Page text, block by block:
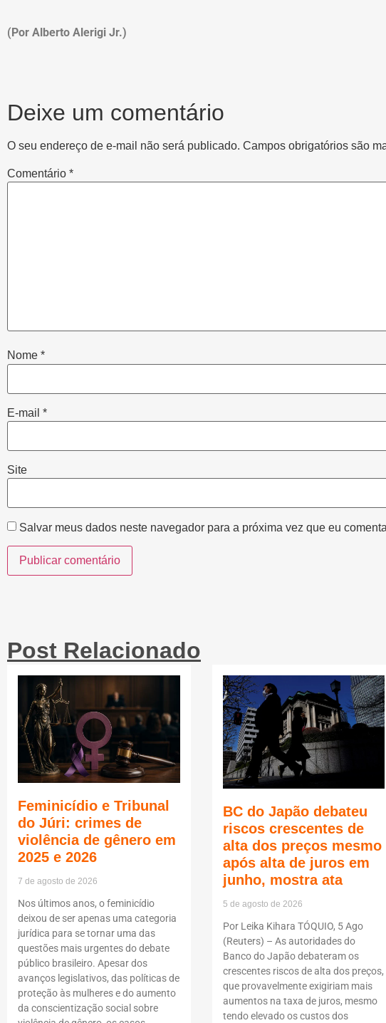
(Por Alberto Alerigi Jr.)
Deixe um comentário
O seu endereço de e-mail não será publicado. Campos obrigatórios são
Comentário *
Nome *
E-mail *
Site
Salvar meus dados neste navegador para a próxima vez que eu
Post Relacionado
Feminicídio e Tribunal
do Júri: crimes de
violência de gênero em
2025 e 2026
7 de agosto de 2026
Nos últimos anos, o feminicídio
deixou de ser apenas uma categoria
jurídica para se tornar uma das
questões mais urgentes do debate
público brasileiro. Apesar dos
avanços legislativos, das políticas de
proteção às mulheres e do aumento
da conscientização social sobre
BC do Japão debateu
riscos crescentes de
alta dos preços mesmo
após alta de juros em
junho, mostra ata
5 de agosto de 2026
Por Leika Kihara TÓQUIO, 5 Ago
(Reuters) – As autoridades do
Banco do Japão debateram os
crescentes riscos de alta dos preços,
que provavelmente exigiriam mais
aumentos na taxa de juros, mesmo
tendo elevado os custos dos